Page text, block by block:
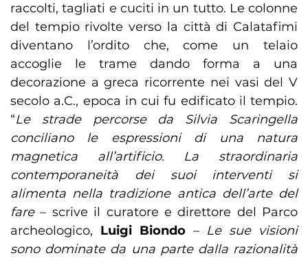
raccolti, tagliati e cuciti in un tutto. Le colonne
del tempio rivolte verso la città di Calatafimi
diventano l’ordito che, come un telaio
accoglie le trame dando forma a una
decorazione a greca ricorrente nei vasi del V
secolo a.C., epoca in cui fu edificato il tempio.
“Le strade percorse da Silvia Scaringella
conciliano le espressioni di una natura
magnetica all’artificio. La straordinaria
contemporaneità dei suoi interventi si
alimenta nella tradizione antica dell’arte del
fare– scrive il curatore e direttore del Parco
archeologico, Luigi Biondo–Le sue visioni
sono dominate da una parte dalla razionalità